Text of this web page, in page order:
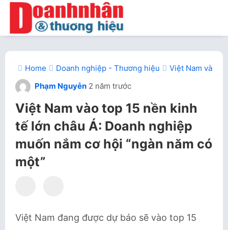
Home Doanh nghiệp - Thương hiệu
Việt Nam vào
Phạm Nguyễn 2 năm trước
Việt Nam vào top 15 nền kinh
tế lớn châu Á: Doanh nghiệp
muốn nắm cơ hội “ngàn năm có
một”
Việt Nam đang được dự báo sẽ vào top 15